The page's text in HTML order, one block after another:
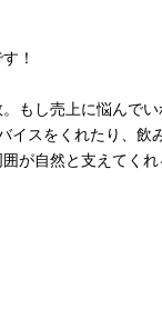
！
もし売上に悩んで
イスをくれたり、飲
が自然と支えてく